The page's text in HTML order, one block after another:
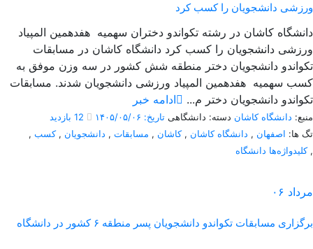
ورزشی دانشجویان را کسب کرد
دانشگاه کاشان در رشته تکواندو دختران سهمیه هفدهمین المپیاد
ورزشی دانشجویان را کسب کرد دانشگاه کاشان در مسابقات
تکواندو دانشجویان دختر منطقه شش کشور در سه وزن موفق به
کسب سهمیه هفدهمین المپیاد ورزشی دانشجویان شدند. مسابقات
تکواندو دانشجویان دختر م...
ادامه خبر
منبع: دانشگاه کاشان دسته: دانشگاهی تاریخ: ۱۴۰۵/۰۵/۰۶
تگ ها: اصفهان , دانشگاه کاشان ,کاشان , مسابقات , دانشجویان ,کسب ,
کلیدواژه‌ها دانشگاه,
۰۶ مرداد
برگزاری مسابقات تکواندو دانشجویان پسر منطقه ۶ کشور در دانشگاه